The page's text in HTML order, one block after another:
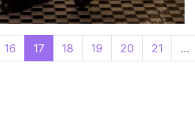
16 17 18 19 20 21 …